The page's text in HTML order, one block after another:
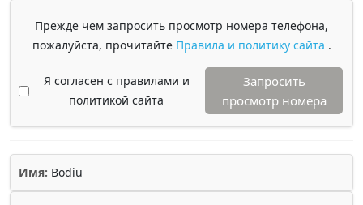
Прежде чем запросить просмотр номера телефона,
пожалуйста, прочитайте Правила и политику сайта .
Я согласен с правилами и
политикой сайта
Запросить
просмотр номера
Имя: Bodiu